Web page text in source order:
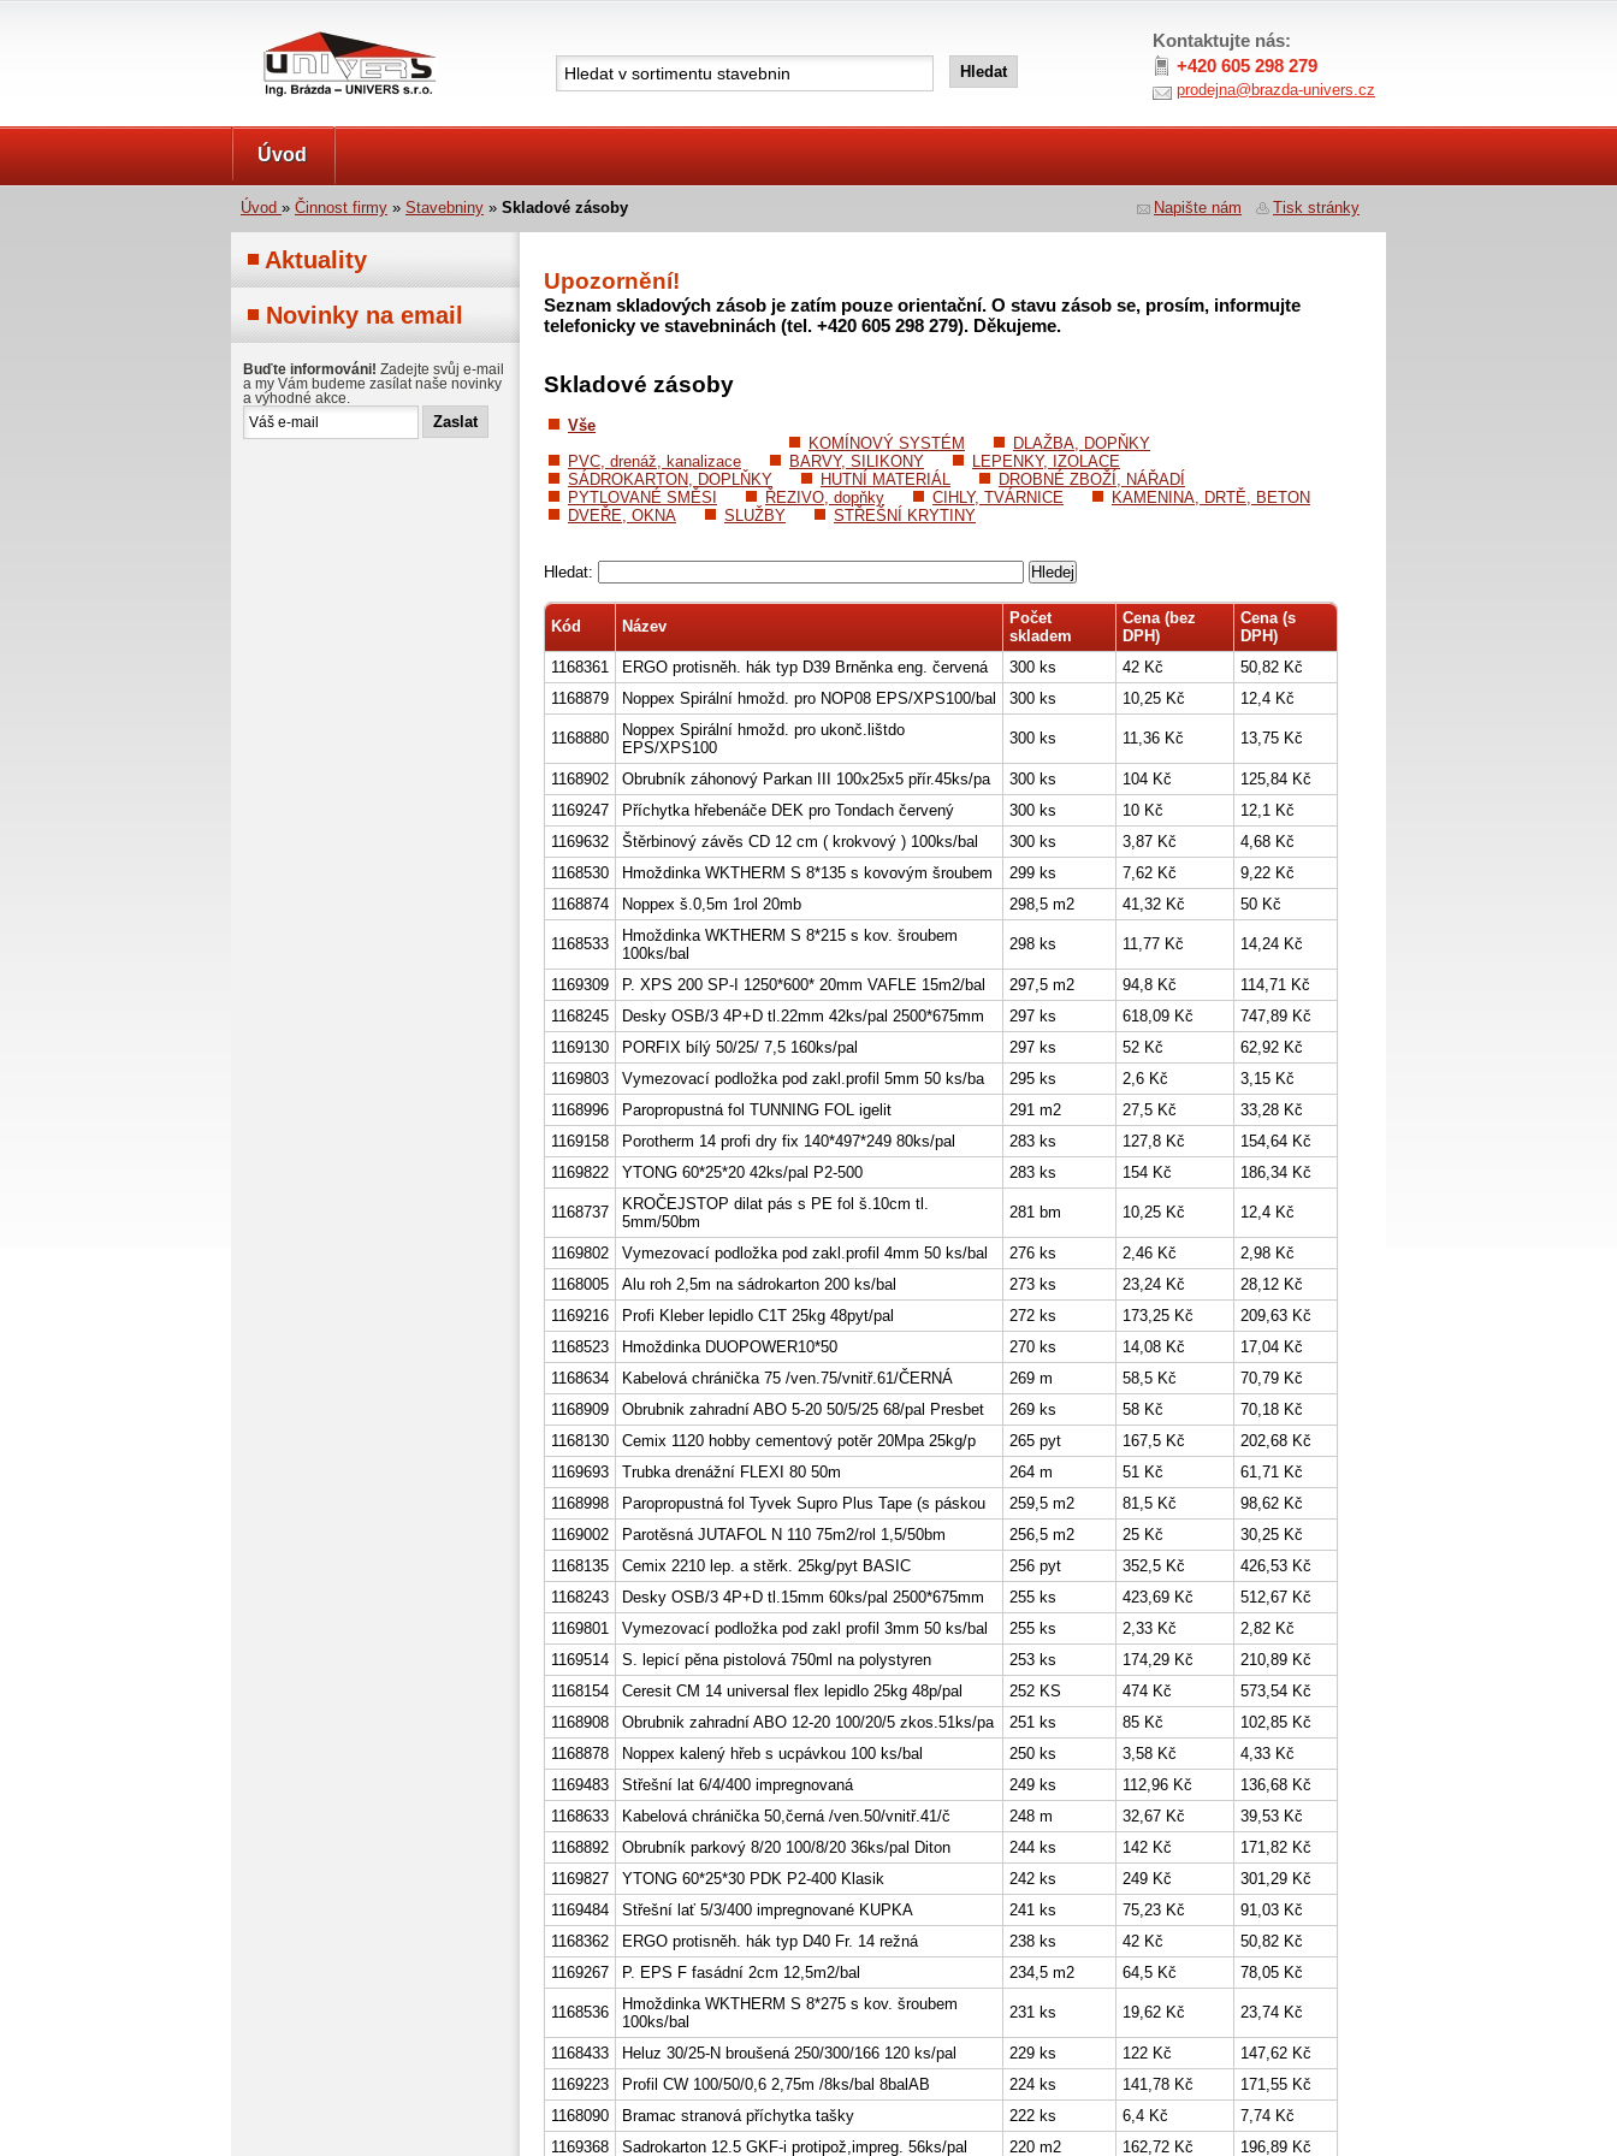
Úvod
Kontaktujte nás:
+420 605 298 279
prodejna@brazda-univers.cz
Úvod » Činnost firmy » Stavebniny » Skladové zásoby Napište nám Tisk stránky
Upozornění!
Seznam skladových zásob je zatím pouze orientační. O stavu zásob se, prosím, informujte
telefonicky ve stavebninách (tel. +420 605 298 279). Děkujeme.
Skladové zásoby
Vše
KOMÍNOVÝ SYSTÉM
DLAŽBA, DOPŇKY
PVC, drenáž, kanalizace
BARVY, SILIKONY
LEPENKY, IZOLACE
SÁDROKARTON, DOPLŇKY
HUTNÍ MATERIÁL
DROBNÉ ZBOŽÍ, NÁŘADÍ
PYTLOVANÉ SMĚSI
ŘEZIVO, dopňky CIHLY, TVÁRNICE
KAMENINA, DRTĚ, BETON
DVEŘE, OKNA
SLUŽBY STŘEŠNÍ KRYTINY
Hledat:
Kód Název
Počet
skladem
Cena (bez
DPH)
Cena (s
DPH)
1168361
ERGO protisněh. hák typ D39 Brněnka eng. červená 300 ks 42 Kč
50,82 Kč
1168879
Noppex Spirální hmožd. pro NOP08 EPS/XPS100/bal 300 ks 10,25 Kč 12,4 Kč
1168880
Noppex Spirální hmožd. pro ukonč.lištdo
EPS/XPS100
300 ks 11,36 Kč 13,75 Kč
1168902 Obrubník záhonový Parkan III 100x25x5 přír.45ks/pa 300 ks 104 Kč
125,84 Kč
1169247
Příchytka hřebenáče DEK pro Tondach červený 300 ks 10 Kč
12,1 Kč
1169632
Štěrbinový závěs CD 12 cm ( krokvový ) 100ks/bal 300 ks 3,87 Kč
4,68 Kč
1168530
Hmoždinka WKTHERM S 8*135 s kovovým šroubem 299 ks 7,62 Kč
9,22 Kč
1168874
Noppex š.0,5m 1rol 20mb 298,5 m2 41,32 Kč 50 Kč
1168533
Hmoždinka WKTHERM S 8*215 s kov. šroubem
100ks/bal
298 ks 11,77 Kč 14,24 Kč
1169309 P. XPS 200 SP-I 1250*600* 20mm VAFLE 15m2/bal 297,5 m2 94,8 Kč
114,71 Kč
1168245
Desky OSB/3 4P+D tl.22mm 42ks/pal 2500*675mm 297 ks 618,09 Kč
747,89 Kč
1169130
PORFIX bílý 50/25/ 7,5 160ks/pal 297 ks 52 Kč
62,92 Kč
1169803
Vymezovací podložka pod zakl.profil 5mm 50 ks/ba 295 ks 2,6 Kč
3,15 Kč
1168996
Paropropustná fol TUNNING FOL igelit 291 m2 27,5 Kč
33,28 Kč
1169158
Porotherm 14 profi dry fix 140*497*249 80ks/pal 283 ks 127,8 Kč
154,64 Kč
1169822
YTONG 60*25*20 42ks/pal P2-500 283 ks 154 Kč 186,34 Kč
1168737
KROČEJSTOP dilat pás s PE fol š.10cm tl.
5mm/50bm
281 bm 10,25 Kč 12,4 Kč
1169802 Vymezovací podložka pod zakl.profil 4mm 50 ks/bal 276 ks 2,46 Kč
2,98 Kč
1168005
Alu roh 2,5m na sádrokarton 200 ks/bal 273 ks 23,24 Kč
28,12 Kč
1169216
Profi Kleber lepidlo C1T 25kg 48pyt/pal 272 ks 173,25 Kč
209,63 Kč
1168523
Hmoždinka DUOPOWER10*50 270 ks 14,08 Kč
17,04 Kč
1168634
Kabelová chránička 75 /ven.75/vnitř.61/ČERNÁ 269 m 58,5 Kč
70,79 Kč
1168909
Obrubnik zahradní ABO 5-20 50/5/25 68/pal Presbet 269 ks 58 Kč
70,18 Kč
1168130
Cemix 1120 hobby cementový potěr 20Mpa 25kg/p 265 pyt 167,5 Kč
202,68 Kč
1169693
Trubka drenážní FLEXI 80 50m 264 m 51 Kč
61,71 Kč
1168998
Paropropustná fol Tyvek Supro Plus Tape (s páskou 259,5 m2 81,5 Kč
98,62 Kč
1169002
Parotěsná JUTAFOL N 110 75m2/rol 1,5/50bm 256,5 m2 25 Kč
30,25 Kč
1168135
Cemix 2210 lep. a stěrk. 25kg/pyt BASIC 256 pyt 352,5 Kč
426,53 Kč
1168243
Desky OSB/3 4P+D tl.15mm 60ks/pal 2500*675mm 255 ks 423,69 Kč
512,67 Kč
1169801
Vymezovací podložka pod zakl profil 3mm 50 ks/bal 255 ks 2,33 Kč
2,82 Kč
1169514
S. lepicí pěna pistolová 750ml na polystyren 253 ks 174,29 Kč
210,89 Kč
1168154
Ceresit CM 14 universal flex lepidlo 25kg 48p/pal 252 KS 474 Kč
573,54 Kč
1168908
Obrubnik zahradní ABO 12-20 100/20/5 zkos.51ks/pa 251 ks 85 Kč
102,85 Kč
1168878
Noppex kalený hřeb s ucpávkou 100 ks/bal 250 ks 3,58 Kč
4,33 Kč
1169483
Střešní lat 6/4/400 impregnovaná 249 ks 112,96 Kč
136,68 Kč
1168633
Kabelová chránička 50,černá /ven.50/vnitř.41/č 248 m 32,67 Kč
39,53 Kč
1168892
Obrubník parkový 8/20 100/8/20 36ks/pal Diton 244 ks 142 Kč
171,82 Kč
1169827
YTONG 60*25*30 PDK P2-400 Klasik 242 ks 249 Kč
301,29 Kč
1169484
Střešní lať 5/3/400 impregnované KUPKA 241 ks 75,23 Kč
91,03 Kč
1168362
ERGO protisněh. hák typ D40 Fr. 14 režná 238 ks 42 Kč
50,82 Kč
1169267
P. EPS F fasádní 2cm 12,5m2/bal 234,5 m2 64,5 Kč 78,05 Kč
1168536
Hmoždinka WKTHERM S 8*275 s kov. šroubem
100ks/bal
231 ks 19,62 Kč 23,74 Kč
1168433 Heluz 30/25-N broušená 250/300/166 120 ks/pal 229 ks 122 Kč
147,62 Kč
1169223
Profil CW 100/50/0,6 2,75m /8ks/bal 8balAB 224 ks 141,78 Kč
171,55 Kč
1168090
Bramac stranová příchytka tašky 222 ks 6,4 Kč
7,74 Kč
1169368
Sadrokarton 12.5 GKF-i protipož,impreg. 56ks/pal 220 m2 162,72 Kč 196,89 Kč
Aktuality
Novinky na email
Buďte informováni! Zadejte svůj e-mail
a my Vám budeme zasílat naše novinky
a výhodné akce.